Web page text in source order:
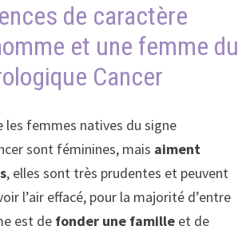
de caractère
et une femme du
Cancer
les femmes natives du signe
sont féminines, mais aiment
, elles sont très prudentes et peuvent
l’air effacé, pour la majorité d’entre
est de fonder une famille et de